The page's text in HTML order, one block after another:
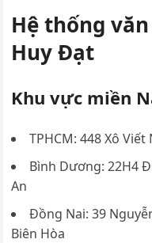
Hệ thống
Huy Đạt
Khu vực miền
TPHCM: 448 Xô
Bình Dương: 22H4
An
Đồng Nai: 39
Biên Hòa